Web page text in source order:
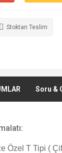
Stoktan Teslim
Soru &
Özel T Tipi (